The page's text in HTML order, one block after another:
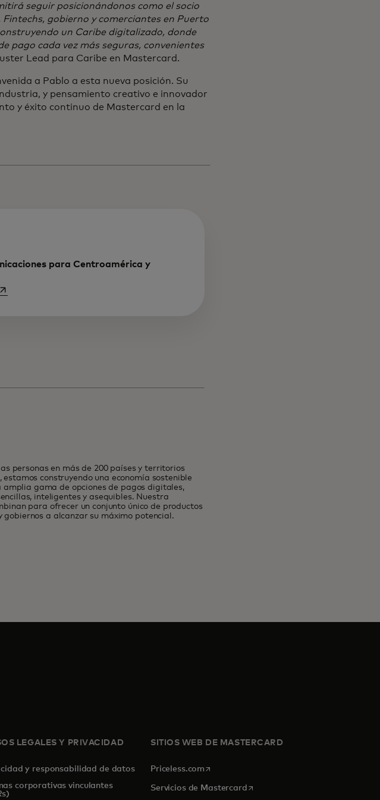
seguir posicionándonos como el socio
gobierno y comerciantes en Puerto
un Caribe digitalizado, donde
pago cada vez más seguras, convenientes
Lead para Caribe en Mastercard.
a Pablo a esta nueva posición. Su
y pensamiento creativo e innovador
y éxito continuo de Mastercard en la
para Centroamérica y
se abre en una pestaña nueva
personas en más de 200 países y territorios
construyendo una economía sostenible
gama de opciones de pagos digitales,
inteligentes y asequibles. Nuestra
para ofrecer un conjunto único de productos
gobiernos a alcanzar su máximo potencial.
LEGALES Y PRIVACIDAD
y responsabilidad de datos
corporativas vinculantes
SITIOS WEB DE MASTERCARD
Priceless.com se abre en una pestaña nueva
Servicios de Mastercardse abre en una pestaña nueva